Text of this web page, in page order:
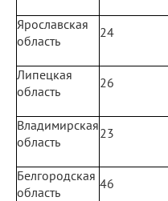
Ярославская
область
24
Липецкая
область
26
Владимирская
область
23
Белгородская
область
46